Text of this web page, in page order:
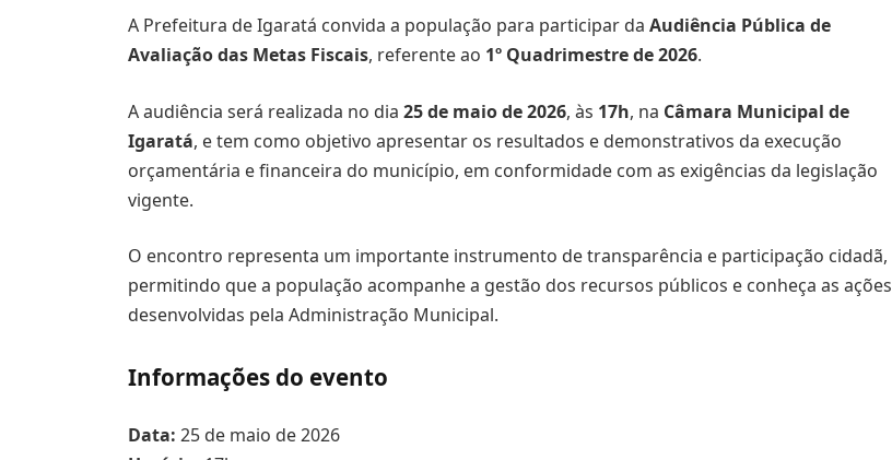
A Prefeitura deIgaratá convida a população para participar daAudiência Pública de
Avaliação das Metas Fiscais, referente ao 1º Quadrimestre de 2026.
A audiência será realizada no dia25 de maio de 2026, às 17h, na Câmara Municipal de
Igaratá, e tem como objetivo apresentar os resultados e demonstrativos da execução
orçamentária e financeira do município, em conformidade com as exigências da legislação
vigente.
O encontro representa um importante instrumento de transparência e participação cidadã,
permitindo que a população acompanhe a gestão dos recursos públicos e conheça as ações
desenvolvidas pela Administração Municipal.
Informações do evento
Data: 25 de maio de 2026